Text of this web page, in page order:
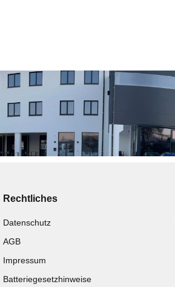
Rechtliches
Datenschutz
AGB
Impressum
Batteriegesetzhinweise